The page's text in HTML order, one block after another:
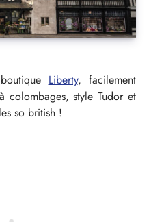
Liberty, facilement
colombages, style Tudor et
so british !